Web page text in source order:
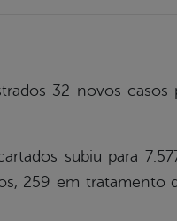
32 novos
subiu para
259 em tratamento